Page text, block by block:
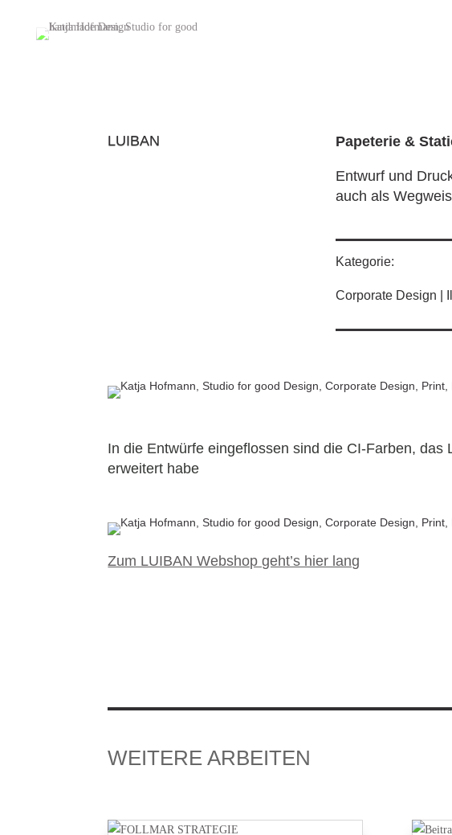
LUIBAN Papeterie &
Entwurf und
auch als
Kategorie:
Corporate Design |
In die Entwürfe eingeflossen sind die CI-Farben,
erweitert habe
Zum LUIBAN Webshop geht’s hier lang
WEITERE ARBEITEN